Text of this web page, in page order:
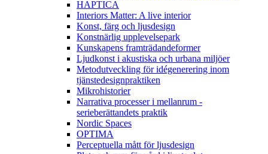
HAPTICA
Interiors Matter: A live interior
Konst, färg och ljusdesign
Konstnärlig upplevelsepark
Kunskapens framträdandeformer
Ljudkonst i akustiska och urbana miljöer
Metodutveckling för idégenerering inom
tjänstedesignpraktiken
Mikrohistorier
Narrativa processer i mellanrum -
serieberättandets praktik
Nordic Spaces
OPTIMA
Perceptuella mått för ljusdesign